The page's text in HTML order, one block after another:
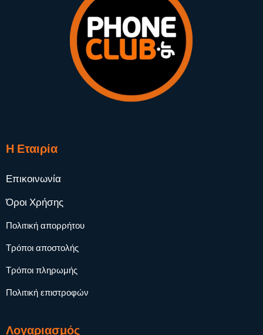
Η Εταιρία
Επικοινωνία
Όροι Χρήσης
Πολιτική απορρήτου
Τρόποι αποστολής
Τρόποι πληρωμής
Πολιτική επιστροφών
Λογαριασμός